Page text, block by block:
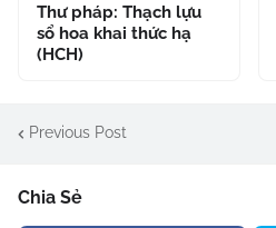
Thư pháp: Thạch lựu
sổ hoa khai thức hạ
(HCH)
Previous Post
Chia Sẻ